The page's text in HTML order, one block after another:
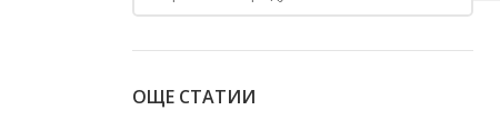
ОЩЕ СТАТИИ